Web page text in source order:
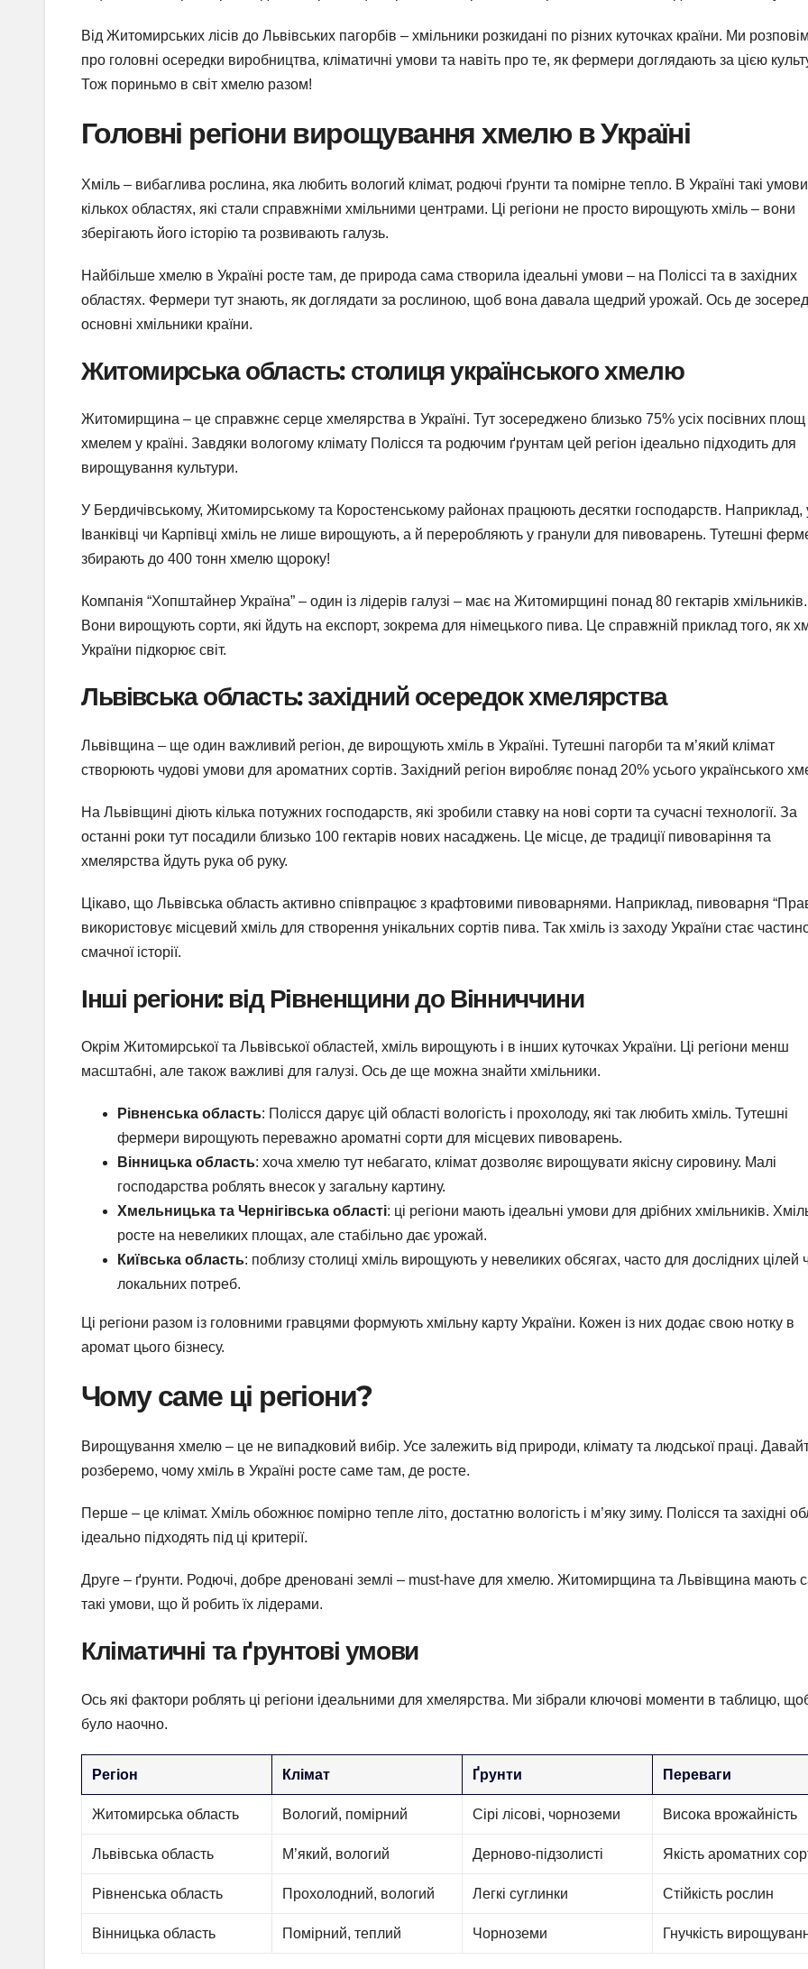
Від Житомирських лісів до Львівських пагорбів – хмільники розкидані по різних куточках країни. Ми
про головні осередки виробництва, кліматичні умови та навіть про те, як фермери доглядають за цією
Тож пориньмо в світ хмелю разом!
Головні регіони вирощування хмелю в Україні
Хміль – вибаглива рослина, яка любить вологий клімат, родючі ґрунти та помірне тепло. В Україні такі
кількох областях, які стали справжніми хмільними центрами. Ці регіони не просто вирощують хміль – вони
зберігають його історію та розвивають галузь.
Найбільше хмелю в Україні росте там, де природа сама створила ідеальні умови – на Поліссі та в західних
областях. Фермери тут знають, як доглядати за рослиною, щоб вона давала щедрий урожай. Ось де
основні хмільники країни.
Житомирська область: столиця українського хмелю
Житомирщина – це справжнє серце хмелярства в Україні. Тут зосереджено близько 75% усіх посівних площ
хмелем у країні. Завдяки вологому клімату Полісся та родючим ґрунтам цей регіон ідеально підходить для
вирощування культури.
У Бердичівському, Житомирському та Коростенському районах працюють десятки господарств. Наприклад,
Іванківці чи Карпівці хміль не лише вирощують, а й переробляють у гранули для пивоварень. Тутешні
збирають до 400 тонн хмелю щороку!
Компанія “Хопштайнер Україна” – один із лідерів галузі – має на Житомирщині понад 80 гектарів хмільників.
Вони вирощують сорти, які йдуть на експорт, зокрема для німецького пива. Це справжній приклад того, як
України підкорює світ.
Львівська область: західний осередок хмелярства
Львівщина – ще один важливий регіон, де вирощують хміль в Україні. Тутешні пагорби та м’який клімат
створюють чудові умови для ароматних сортів. Західний регіон виробляє понад 20% усього українського
На Львівщині діють кілька потужних господарств, які зробили ставку на нові сорти та сучасні технології. За
останні роки тут посадили близько 100 гектарів нових насаджень. Це місце, де традиції пивоваріння та
хмелярства йдуть рука об руку.
Цікаво, що Львівська область активно співпрацює з крафтовими пивоварнями. Наприклад, пивоварня
використовує місцевий хміль для створення унікальних сортів пива. Так хміль із заходу України стає
смачної історії.
Інші регіони: від Рівненщини до Вінниччини
Окрім Житомирської та Львівської областей, хміль вирощують і в інших куточках України. Ці регіони менш
масштабні, але також важливі для галузі. Ось де ще можна знайти хмільники.
Рівненська область: Полісся дарує цій області вологість і прохолоду, які так любить хміль. Тутешні
фермери вирощують переважно ароматні сорти для місцевих пивоварень.
Вінницька область: хоча хмелю тут небагато, клімат дозволяє вирощувати якісну сировину. Малі
господарства роблять внесок у загальну картину.
Хмельницька та Чернігівська області: ці регіони мають ідеальні умови для дрібних хмільників.
росте на невеликих площах, але стабільно дає урожай.
Київська область: поблизу столиці хміль вирощують у невеликих обсягах, часто для дослідних цілей
локальних потреб.
Ці регіони разом із головними гравцями формують хмільну карту України. Кожен із них додає свою нотку в
аромат цього бізнесу.
Чому саме ці регіони?
Вирощування хмелю – це не випадковий вибір. Усе залежить від природи, клімату та людської праці.
розберемо, чому хміль в Україні росте саме там, де росте.
Перше – це клімат. Хміль обожнює помірно тепле літо, достатню вологість і м’яку зиму. Полісся та західні
ідеально підходять під ці критерії.
Друге – ґрунти. Родючі, добре дреновані землі – must-have для хмелю. Житомирщина та Львівщина мають
такі умови, що й робить їх лідерами.
Кліматичні та ґрунтові умови
Ось які фактори роблять ці регіони ідеальними для хмелярства. Ми зібрали ключові моменти в таблицю,
було наочно.
Регіон Клімат Ґрунти Переваги
Житомирська область Вологий, помірний Сірі лісові, чорноземи Висока врожайність
Львівська область М’який, вологий Дерново-підзолисті Якість ароматних
Рівненська область Прохолодний, вологий Легкі суглинки Стійкість рослин
Вінницька область Помірний, теплий Чорноземи Гнучкість